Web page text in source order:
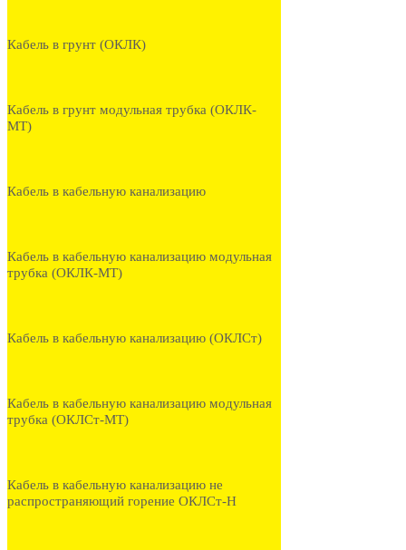
Кабель в грунт (ОКЛК)
Кабель в грунт модульная трубка (ОКЛК-
МТ)
Кабель в кабельную канализацию
Кабель в кабельную канализацию модульная
трубка (ОКЛК-МТ)
Кабель в кабельную канализацию (ОКЛСт)
Кабель в кабельную канализацию модульная
трубка (ОКЛСт-МТ)
Кабель в кабельную канализацию не
распространяющий горение ОКЛСт-Н